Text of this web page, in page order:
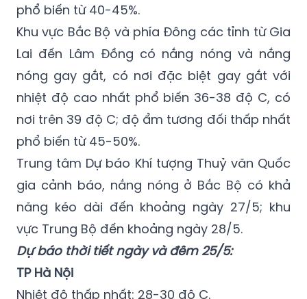
phổ biến từ 40-45%.
Khu vực Bắc Bộ và phía Đông các tỉnh từ Gia
Lai đến Lâm Đồng có nắng nóng và nắng
nóng gay gắt, có nơi đặc biệt gay gắt với
nhiệt độ cao nhất phổ biến 36-38 độ C, có
nơi trên 39 độ C; độ ẩm tương đối thấp nhất
phổ biến từ 45-50%.
Trung tâm Dự báo Khí tượng Thuỷ văn Quốc
gia cảnh báo, nắng nóng ở Bắc Bộ có khả
năng kéo dài đến khoảng ngày 27/5; khu
vực Trung Bộ đến khoảng ngày 28/5.
Dự báo thời tiết ngày và đêm 25/5:
TP Hà Nội
Nhiệt độ thấp nhất: 28-30 độ C.